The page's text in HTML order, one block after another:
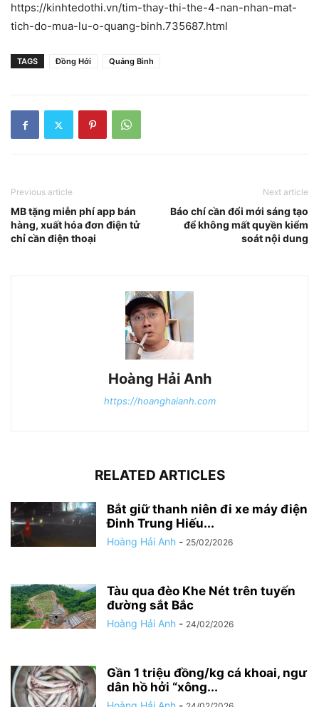
https://kinhtedothi.vn/tim-thay-thi-the-4-nan-nhan-mat-
tich-do-mua-lu-o-quang-binh.735687.html
TAGS Đồng Hới Quảng Bình
Previous article
MB tặng miễn phí app bán
hàng, xuất hóa đơn điện tử
chỉ cần điện thoại
Next article
Báo chí cần đổi mới sáng tạo
để không mất quyền kiểm
soát nội dung
Hoàng Hải Anh
https://hoanghaianh.com
RELATED ARTICLES
Bắt giữ thanh niên đi xe máy điện
Đinh Trung Hiếu...
Hoàng Hải Anh - 25/02/2026
Tàu qua đèo Khe Nét trên tuyến
đường sắt Bắc
Hoàng Hải Anh - 24/02/2026
Gần 1 triệu đồng/kg cá khoai, ngư
dân hồ hởi “xông...